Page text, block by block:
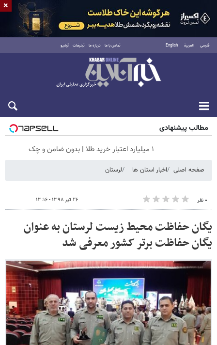
فارسی العربية English تماس با ما درباره ما تبلیغات آرشیو
جمعه ۱۶ مرداد ۱۴۰۵
مطالب پیشنهادی
۱ میلیارد اعتبار خرید طلا | بدون ضامن و چک
صفحه اصلی اخبار استان ها لرستان
۰ نفر ۲۶ تیر ۱۳۹۸ - ۱۳:۱۶
یگان حفاظت محیط زیست لرستان به عنوان
یگان حفاظت برتر کشور معرفی شد
×